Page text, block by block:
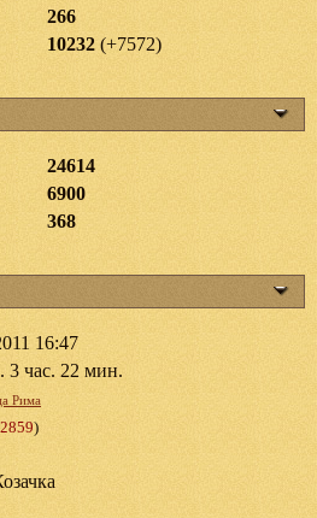
266
10232 (+7572)
24614
6900
368
16:47
3 час. 22 мин.
Рима
)